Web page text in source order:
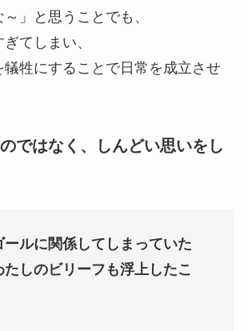
」と思うことでも、
てしまい、
犠牲にすることで日常を成立させ
ではなく、しんどい思いをし
ールに関係してしまっていた
たしのビリーフも浮上したこ